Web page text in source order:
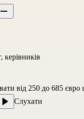
керівників
від 250 до 685
Слухати